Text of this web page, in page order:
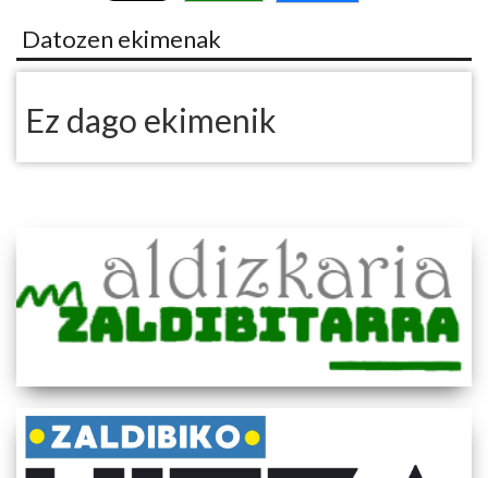
Datozen ekimenak
Ez dago ekimenik